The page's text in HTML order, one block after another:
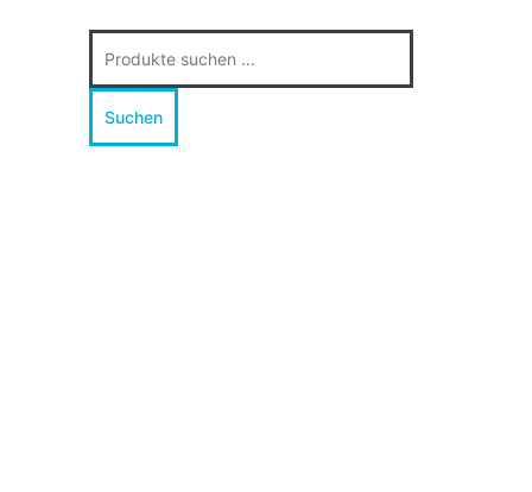
nach:
Suchen